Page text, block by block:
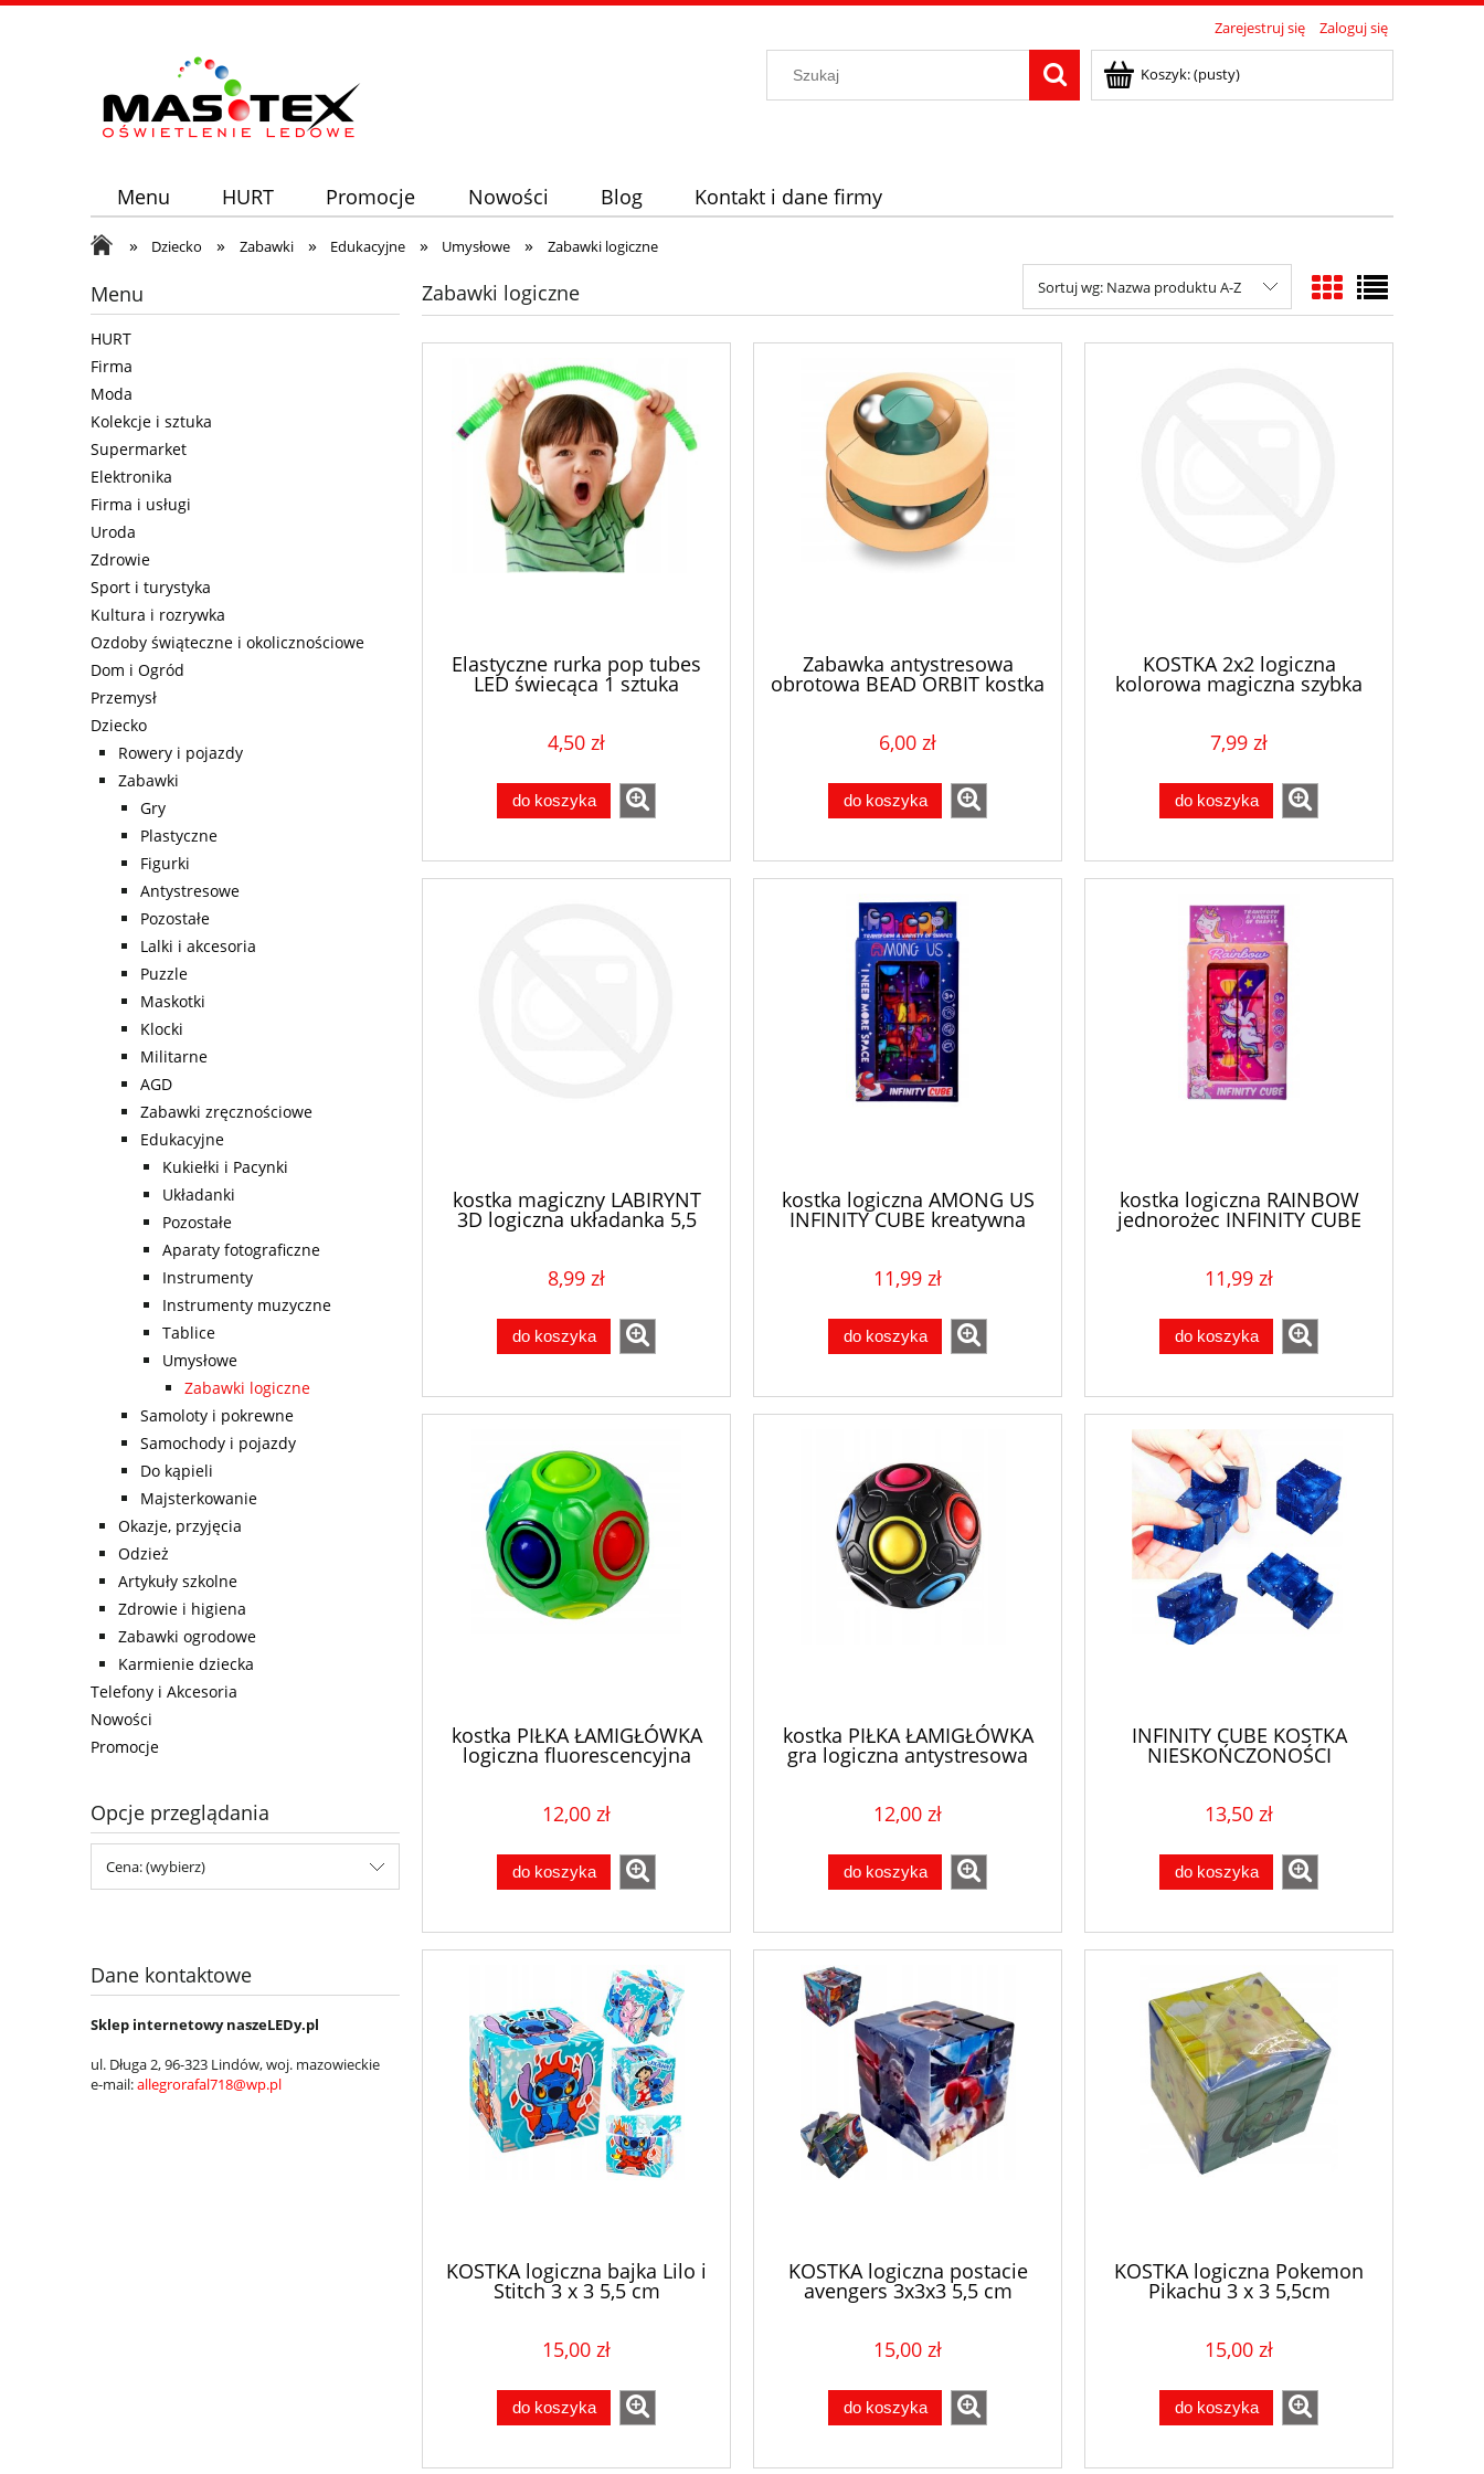
Zarejestruj się Zaloguj się
Koszyk:(pusty)
Menu HURT Promocje Nowości Blog Kontakt i dane firmy
» Dziecko » Zabawki » Edukacyjne » Umysłowe » Zabawki logiczne
Menu
HURT
Firma
Moda
Kolekcje i sztuka
Supermarket
Elektronika
Firma i usługi
Uroda
Zdrowie
Sport i turystyka
Kultura i rozrywka
Ozdoby świąteczne i okolicznościowe
Dom i Ogród
Przemysł
Dziecko
Rowery i pojazdy
Zabawki
Gry
Plastyczne
Figurki
Antystresowe
Pozostałe
Lalki i akcesoria
Puzzle
Maskotki
Klocki
Militarne
AGD
Zabawki zręcznościowe
Edukacyjne
Kukiełki i Pacynki
Układanki
Pozostałe
Aparaty fotograficzne
Instrumenty
Instrumenty muzyczne
Tablice
Umysłowe
Zabawki logiczne
Samoloty i pokrewne
Samochody i pojazdy
Do kąpieli
Majsterkowanie
Okazje, przyjęcia
Odzież
Artykuły szkolne
Zdrowie i higiena
Zabawki ogrodowe
Karmienie dziecka
Telefony i Akcesoria
Nowości
Promocje
Opcje przeglądania
Cena: (wybierz)
Dane kontaktowe
Sklep internetowy naszeLEDy.pl
ul. Długa 2, 96-323 Lindów, woj. mazowieckie
e-mail:allegrorafal718@wp.pl
Zabawki logiczne Sortuj wg: Nazwa produktu A-Z
Elastyczne rurka pop tubes
LED świecąca 1 sztuka
4,50 zł
do koszyka
Zabawka antystresowa
obrotowa BEAD ORBIT kostka
6,00 zł
do koszyka
KOSTKA 2x2 logiczna
kolorowa magiczna szybka
biała
7,99 zł
do koszyka
kostka magiczny LABIRYNT
3D logiczna układanka 5,5
8,99 zł
do koszyka
kostka logiczna AMONG US
INFINITY CUBE kreatywna
11,99 zł
do koszyka
kostka logiczna RAINBOW
jednorożec INFINITY CUBE
11,99 zł
do koszyka
kostka PIŁKA ŁAMIGŁÓWKA
logiczna fluorescencyjna
12,00 zł
do koszyka
kostka PIŁKA ŁAMIGŁÓWKA
gra logiczna antystresowa
12,00 zł
do koszyka
INFINITY CUBE KOSTKA
NIESKOŃCZONOŚCI
13,50 zł
do koszyka
KOSTKA logiczna bajka Lilo i
Stitch 3 x 3 5,5 cm
15,00 zł
do koszyka
KOSTKA logiczna postacie
avengers 3x3x3 5,5 cm
zręcznościowa na prezent
15,00 zł
do koszyka
KOSTKA logiczna Pokemon
Pikachu 3 x 3 5,5cm
15,00 zł
do koszyka